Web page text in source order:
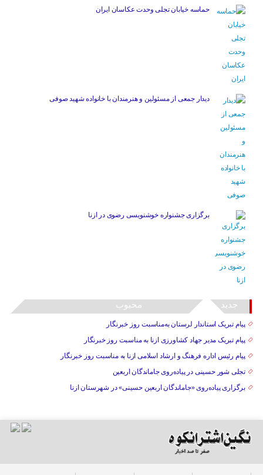
حماسه خیابان تجلی وحدت عکاسان ایران
دیدار جمعی از مسئولین و هنرمندان با خانواده شهید صوفی
برگزاری جشنواره خوشنویسی رضوی در ازنا
جدید محبوب
پیام تبریک استاندار لرستان به‌مناسبت روز خبرنگار
پیام تبریک مدیر جهاد کشاورزی ازنا به مناسبت روز خبرنگار
پیام رئیس اداره فرهنگ و ارشاد اسلامی ازنا به مناسبت روز خبرنگار
تجلی شور حسینی در پیاده‌روی جاماندگان اربعین
برگزاری پیاده‌روی «جاماندگان اربعین حسینی» در شهرستان ازنا